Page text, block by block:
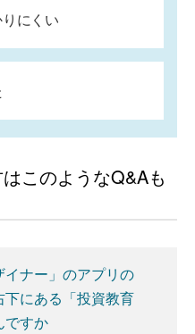
にくい
このようなQ&Aも
イナー」のアプリの
にある「投資教育
ですか